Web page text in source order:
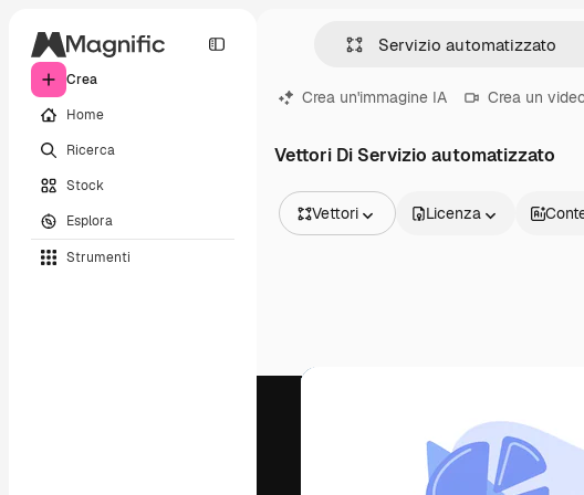
Crea
Home
Ricerca
Stock
Esplora
Strumenti
Crea un'immagine IA Crea un
Vettori Di Servizio automatizzato
Vettori
Video
Licenza